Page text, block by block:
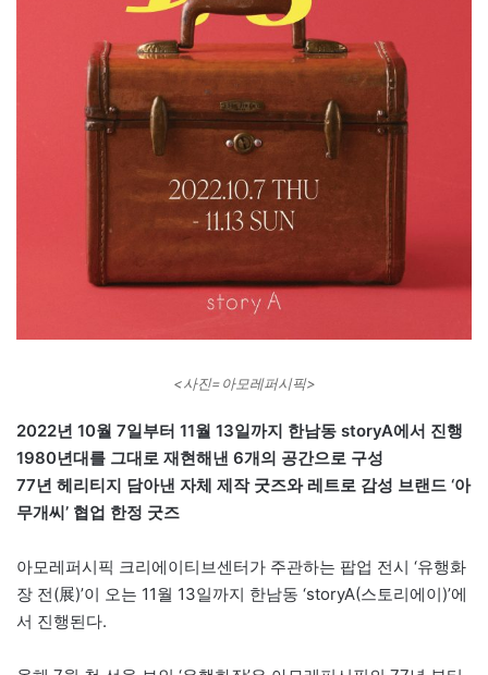
<사진=아모레퍼시픽>
2022년 10월 7일부터 11월 13일까지 한남동 storyA에서 진행
1980년대를 그대로 재현해낸 6개의 공간으로 구성
77년 헤리티지 담아낸 자체 제작 굿즈와 레트로 감성 브랜드 ‘아
무개씨’ 협업 한정 굿즈
아모레퍼시픽 크리에이티브센터가 주관하는 팝업 전시 ‘유행화
장 전(展)’이 오는 11월 13일까지 한남동 ‘storyA(스토리에이)’에
서 진행된다.